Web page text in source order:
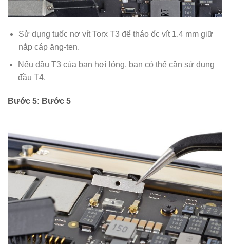
Sử dụng tuốc nơ vít Torx T3 để tháo ốc vít 1.4 mm giữ
nắp cáp ăng-ten.
Nếu đầu T3 của bạn hơi lỏng, bạn có thể cần sử dụng
đầu T4.
Bước 5: Bước 5